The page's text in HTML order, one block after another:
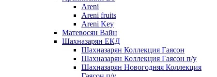
Areni
Areni fruits
Areni Key
Матевосян Вайн
Шахназарян ЕКД
Шахназарян Коллекция Гаясон
Шахназарян Коллекция Гаясон п/у
Шахназарян Новогодняя Коллекция